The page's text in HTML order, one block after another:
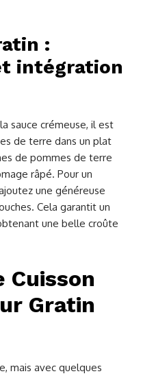
:
intégration
sauce crémeuse, il est
de terre dans un plat
de pommes de terre
râpé. Pour un
une généreuse
Cela garantit un
une belle croûte
Cuisson
Gratin
mais avec quelques